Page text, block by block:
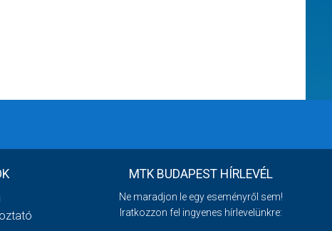
MTK BUDAPEST HÍRLEVÉL
Ne maradjon le egy eseményről sem!
Iratkozzon fel ingyenes hírlevelünkre: